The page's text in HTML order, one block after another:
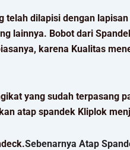
dilapisi dengan
lainnya. Bobot dari
karena Kualitas
yang sudah terpasang
atap spandek Kliplok
Sebenarnya Atap